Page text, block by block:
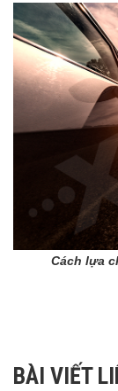
Cách lựa
BÀI VIẾT